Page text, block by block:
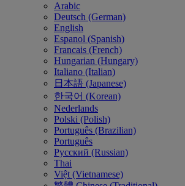
Arabic
Deutsch (German)
English
Espanol (Spanish)
Francais (French)
Hungarian (Hungary)
Italiano (Italian)
日本語 (Japanese)
한국어 (Korean)
Nederlands
Polski (Polish)
Português (Brazilian)
Português
Русский (Russian)
Thai
Việt (Vietnamese)